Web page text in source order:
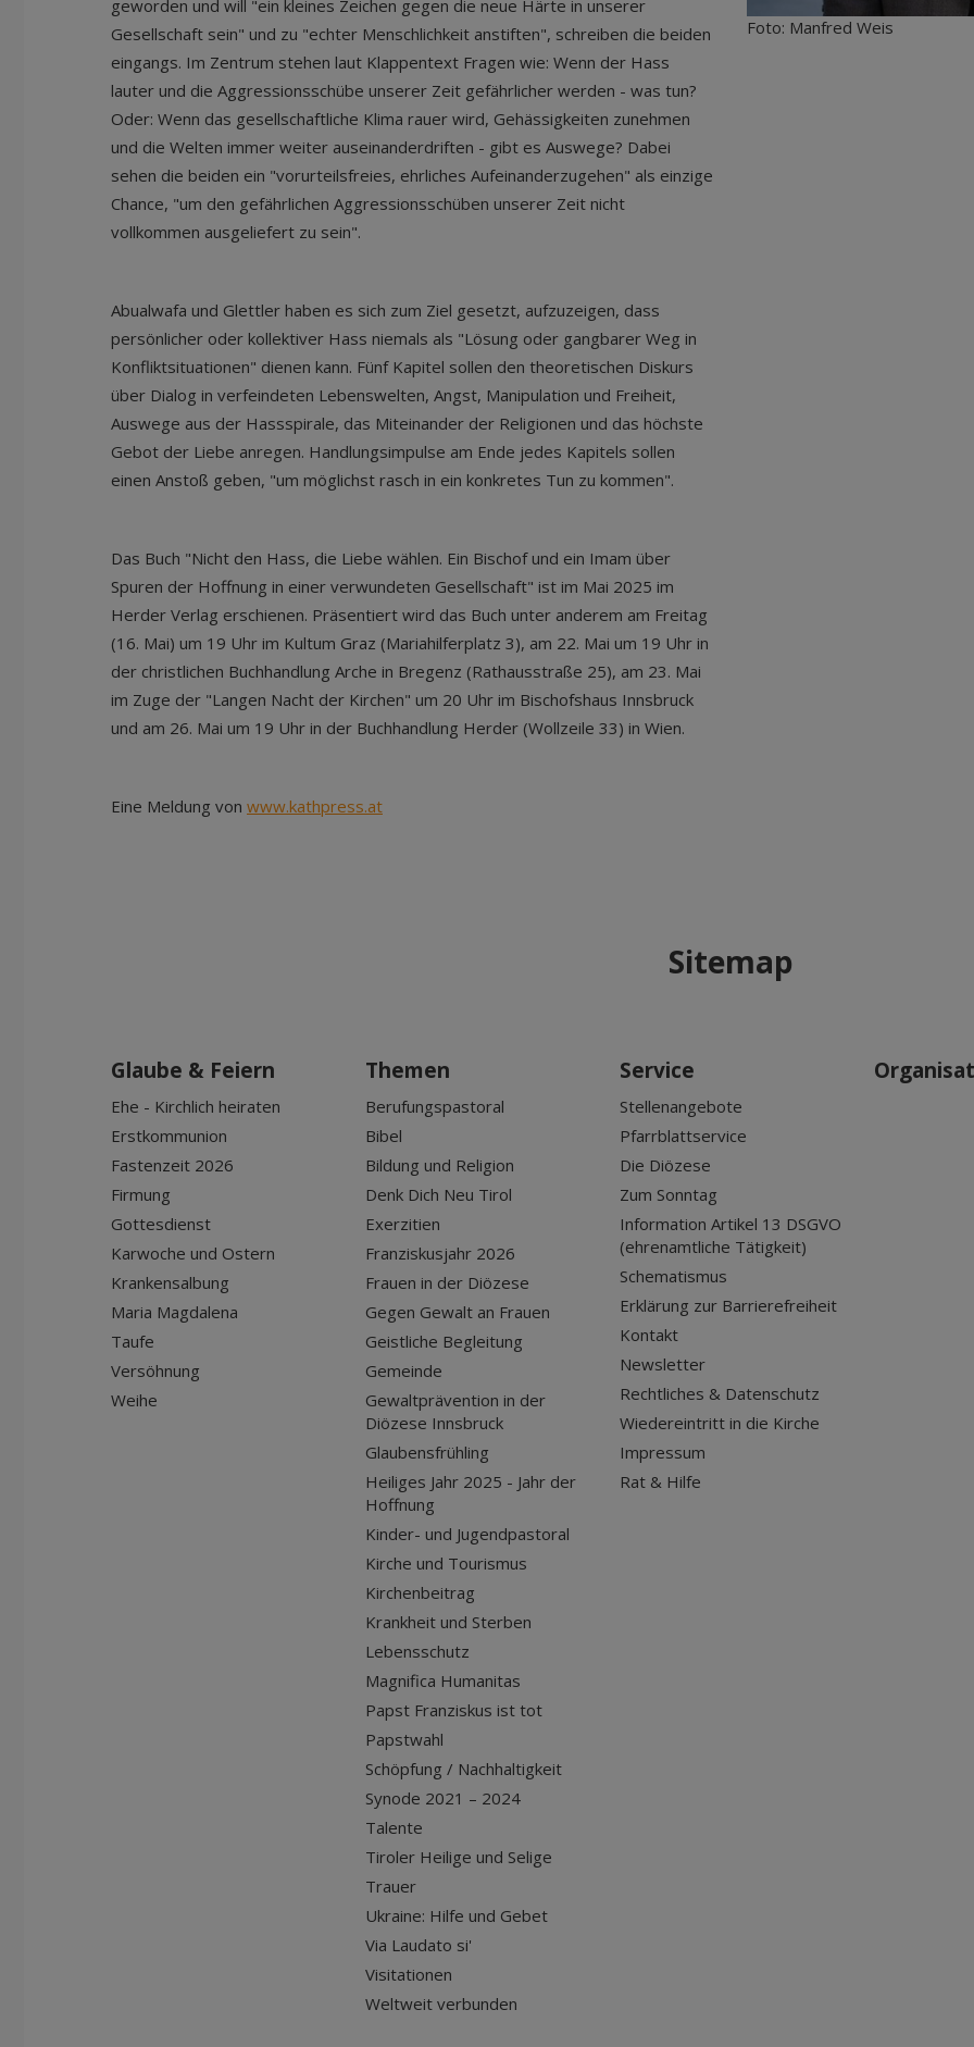
geworden und will "ein kleines Zeichen gegen die neue Härte in unserer
Gesellschaft sein" und zu "echter Menschlichkeit anstiften", schreiben die beiden
eingangs. Im Zentrum stehen laut Klappentext Fragen wie: Wenn der Hass
lauter und die Aggressionsschübe unserer Zeit gefährlicher werden - was tun?
Oder: Wenn das gesellschaftliche Klima rauer wird, Gehässigkeiten zunehmen
und die Welten immer weiter auseinanderdriften - gibt es Auswege? Dabei
sehen die beiden ein "vorurteilsfreies, ehrliches Aufeinanderzugehen" als einzige
Chance, "um den gefährlichen Aggressionsschüben unserer Zeit nicht
vollkommen ausgeliefert zu sein".
Abualwafa und Glettler haben es sich zum Ziel gesetzt, aufzuzeigen, dass
persönlicher oder kollektiver Hass niemals als "Lösung oder gangbarer Weg in
Konfliktsituationen" dienen kann. Fünf Kapitel sollen den theoretischen Diskurs
über Dialog in verfeindeten Lebenswelten, Angst, Manipulation und Freiheit,
Auswege aus der Hassspirale, das Miteinander der Religionen und das höchste
Gebot der Liebe anregen. Handlungsimpulse am Ende jedes Kapitels sollen
einen Anstoß geben, "um möglichst rasch in ein konkretes Tun zu kommen".
Das Buch "Nicht den Hass, die Liebe wählen. Ein Bischof und ein Imam über
Spuren der Hoffnung in einer verwundeten Gesellschaft" ist im Mai 2025 im
Herder Verlag erschienen. Präsentiert wird das Buch unter anderem am Freitag
(16. Mai) um 19 Uhr im Kultum Graz (Mariahilferplatz 3), am 22. Mai um 19 Uhr in
der christlichen Buchhandlung Arche in Bregenz (Rathausstraße 25), am 23. Mai
im Zuge der "Langen Nacht der Kirchen" um 20 Uhr im Bischofshaus Innsbruck
und am 26. Mai um 19 Uhr in der Buchhandlung Herder (Wollzeile 33) in Wien.
Eine Meldung von www.kathpress.at
Foto: Manfred Weis
Sitemap
Glaube & Feiern
Ehe - Kirchlich heiraten
Erstkommunion
Fastenzeit 2026
Firmung
Gottesdienst
Karwoche und Ostern
Krankensalbung
Maria Magdalena
Taufe
Versöhnung
Weihe
Themen
Berufungspastoral
Bibel
Bildung und Religion
Denk Dich Neu Tirol
Exerzitien
Franziskusjahr 2026
Frauen in der Diözese
Gegen Gewalt an Frauen
Geistliche Begleitung
Gemeinde
Gewaltprävention in der
Diözese Innsbruck
Glaubensfrühling
Heiliges Jahr 2025 - Jahr der
Hoffnung
Kinder- und Jugendpastoral
Kirche und Tourismus
Kirchenbeitrag
Krankheit und Sterben
Lebensschutz
Magnifica Humanitas
Papst Franziskus ist tot
Papstwahl
Schöpfung / Nachhaltigkeit
Synode 2021 – 2024
Talente
Tiroler Heilige und Selige
Trauer
Ukraine: Hilfe und Gebet
Via Laudato si'
Visitationen
Weltweit verbunden
Service
Stellenangebote
Pfarrblattservice
Die Diözese
Zum Sonntag
Information Artikel 13 DSGVO
(ehrenamtliche Tätigkeit)
Schematismus
Erklärung zur Barrierefreiheit
Kontakt
Newsletter
Rechtliches & Datenschutz
Wiedereintritt in die Kirche
Impressum
Rat & Hilfe